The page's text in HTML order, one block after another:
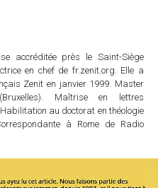
accréditée près le Saint-Siège
en chef de fr.zenit.org. Elle a
Zenit en janvier 1999. Master
Maîtrise en lettres
au doctorat en théologie
à Rome de Radio